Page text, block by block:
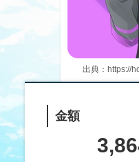
出典：https://
金額